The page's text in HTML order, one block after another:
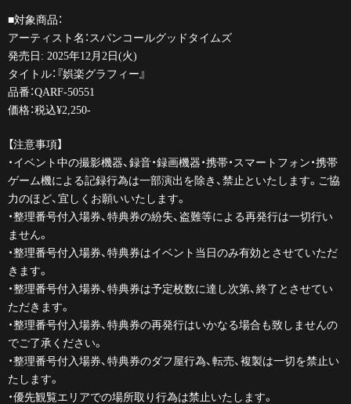
■対象商品：
アーティスト名：スパンコールグッドタイムズ
発売日: 2025年12月2日(火)
タイトル：『娯楽グラフィー』
品番：QARF-50551
価格：税込¥2,250-
【注意事項】
・イベント中の撮影機器、録音・録画機器・携帯・スマートフォン・携帯
ゲーム機による記録行為は一部演出を除き、禁止といたします。ご協
力のほど、宜しくお願いいたします。
・整理番号付入場券、特典券の紛失、盗難等による再発行は一切行い
ません。
・整理番号付入場券、特典券はイベント当日のみ有効とさせていただ
きます。
・整理番号付入場券、特典券は予定枚数に達し次第、終了とさせてい
ただきます。
・整理番号付入場券、特典券の再発行はいかなる場合も致しませんの
でご了承ください。
・整理番号付入場券、特典券のダフ屋行為、転売、複製は一切を禁止い
たします。
・優先観覧エリアでの場所取り行為は禁止いたします。